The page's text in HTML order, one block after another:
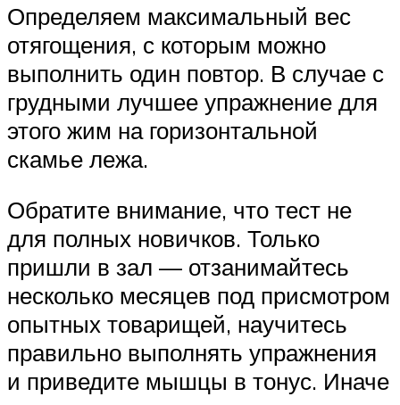
Определяем максимальный вес
отягощения, с которым можно
выполнить один повтор. В случае с
грудными лучшее упражнение для
этого жим на горизонтальной
скамье лежа.
Обратите внимание, что тест не
для полных новичков. Только
пришли в зал — отзанимайтесь
несколько месяцев под присмотром
опытных товарищей, научитесь
правильно выполнять упражнения
и приведите мышцы в тонус. Иначе